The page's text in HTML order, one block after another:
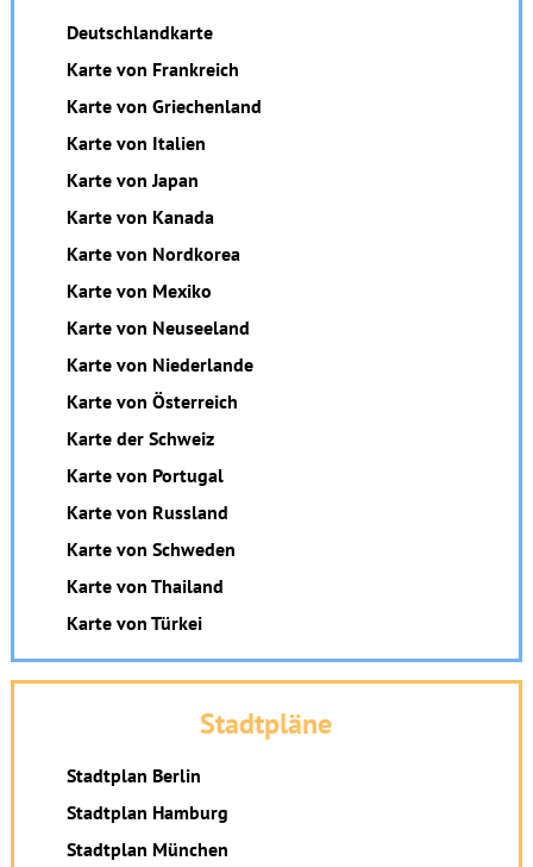
Deutschlandkarte
Karte von Frankreich
Karte von Griechenland
Karte von Italien
Karte von Japan
Karte von Kanada
Karte von Nordkorea
Karte von Mexiko
Karte von Neuseeland
Karte von Niederlande
Karte von Österreich
Karte der Schweiz
Karte von Portugal
Karte von Russland
Karte von Schweden
Karte von Thailand
Karte von Türkei
Stadtpläne
Stadtplan Berlin
Stadtplan Hamburg
Stadtplan München